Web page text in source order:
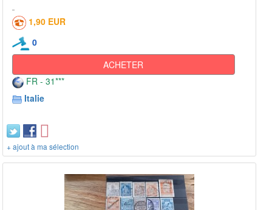
1,90 EUR
0
ACHETER
FR - 31***
Italie
+ ajout à ma sélection